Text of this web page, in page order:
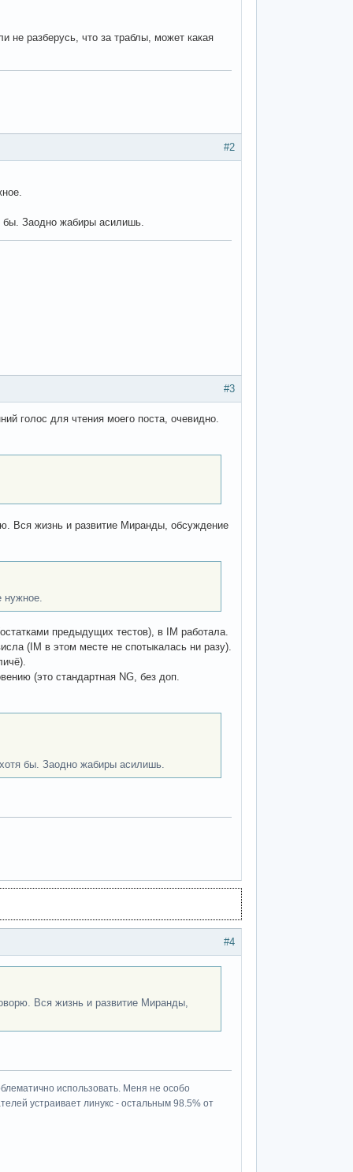
не разберусь, что за траблы, может какая
#2
бы. Заодно жабиры асилишь.
#3
голос для чтения моего поста, очевидно.
Вся жизнь и развитие Миранды, обсуждение
предыдущих тестов), в IM работала.
(IM в этом месте не спотыкалась ни разу).
(это стандартная NG, без доп.
бы. Заодно жабиры асилишь.
#4
Вся жизнь и развитие Миранды,
использовать. Меня не особо
устраивает линукс - остальным 98.5% от